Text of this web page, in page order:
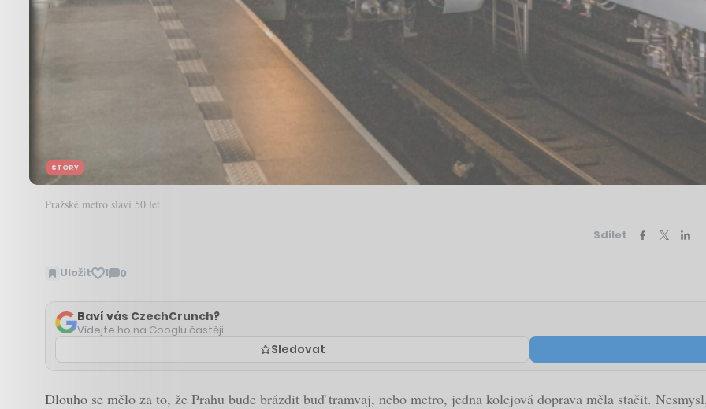
STORY
Pražské metro slaví 50 let
Sdílet
Uložit 1 0
Zobrazit
Baví vás CzechCrunch?
Vídejte ho na Googlu častěji.
Sledovat
Dlouho se mělo za to, že Prahu bude brázdit buď tramvaj, nebo metro, jedna kolejová doprava měla stačit.